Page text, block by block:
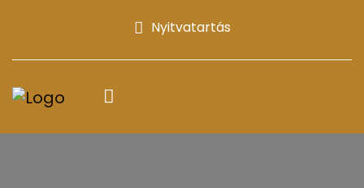
Nyitvatartás